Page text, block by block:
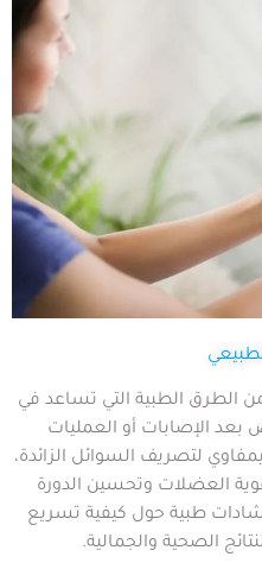
الطرق الطبية التي تساعد في
بعد الإصابات أو العمليات
لتصريف السوائل الزائدة،
العضلات وتحسين الدورة
طبية حول كيفية تسريع
الصحية والجمالية.